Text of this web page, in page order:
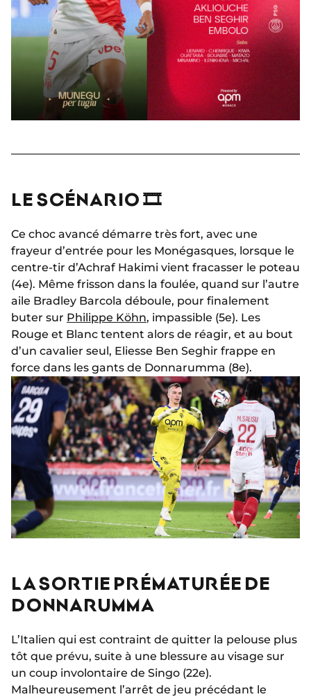
LE SCÉNARIO 🎞
Ce choc avancé démarre très fort, avec une
frayeur d’entrée pour les Monégasques, lorsque le
centre-tir d’Achraf Hakimi vient fracasser le poteau
(4e). Même frisson dans la foulée, quand sur l’autre
aile Bradley Barcola déboule, pour finalement
buter sur Philippe Köhn, impassible (5e). Les
Rouge et Blanc tentent alors de réagir, et au bout
d’un cavalier seul, Eliesse Ben Seghir frappe en
force dans les gants de Donnarumma (8e).
LA SORTIE PRÉMATURÉE DE
DONNARUMMA
L’Italien qui est contraint de quitter la pelouse plus
tôt que prévu, suite à une blessure au visage sur
un coup involontaire de Singo (22e).
Malheureusement l’arrêt de jeu précédant le